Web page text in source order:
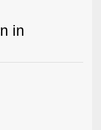
in